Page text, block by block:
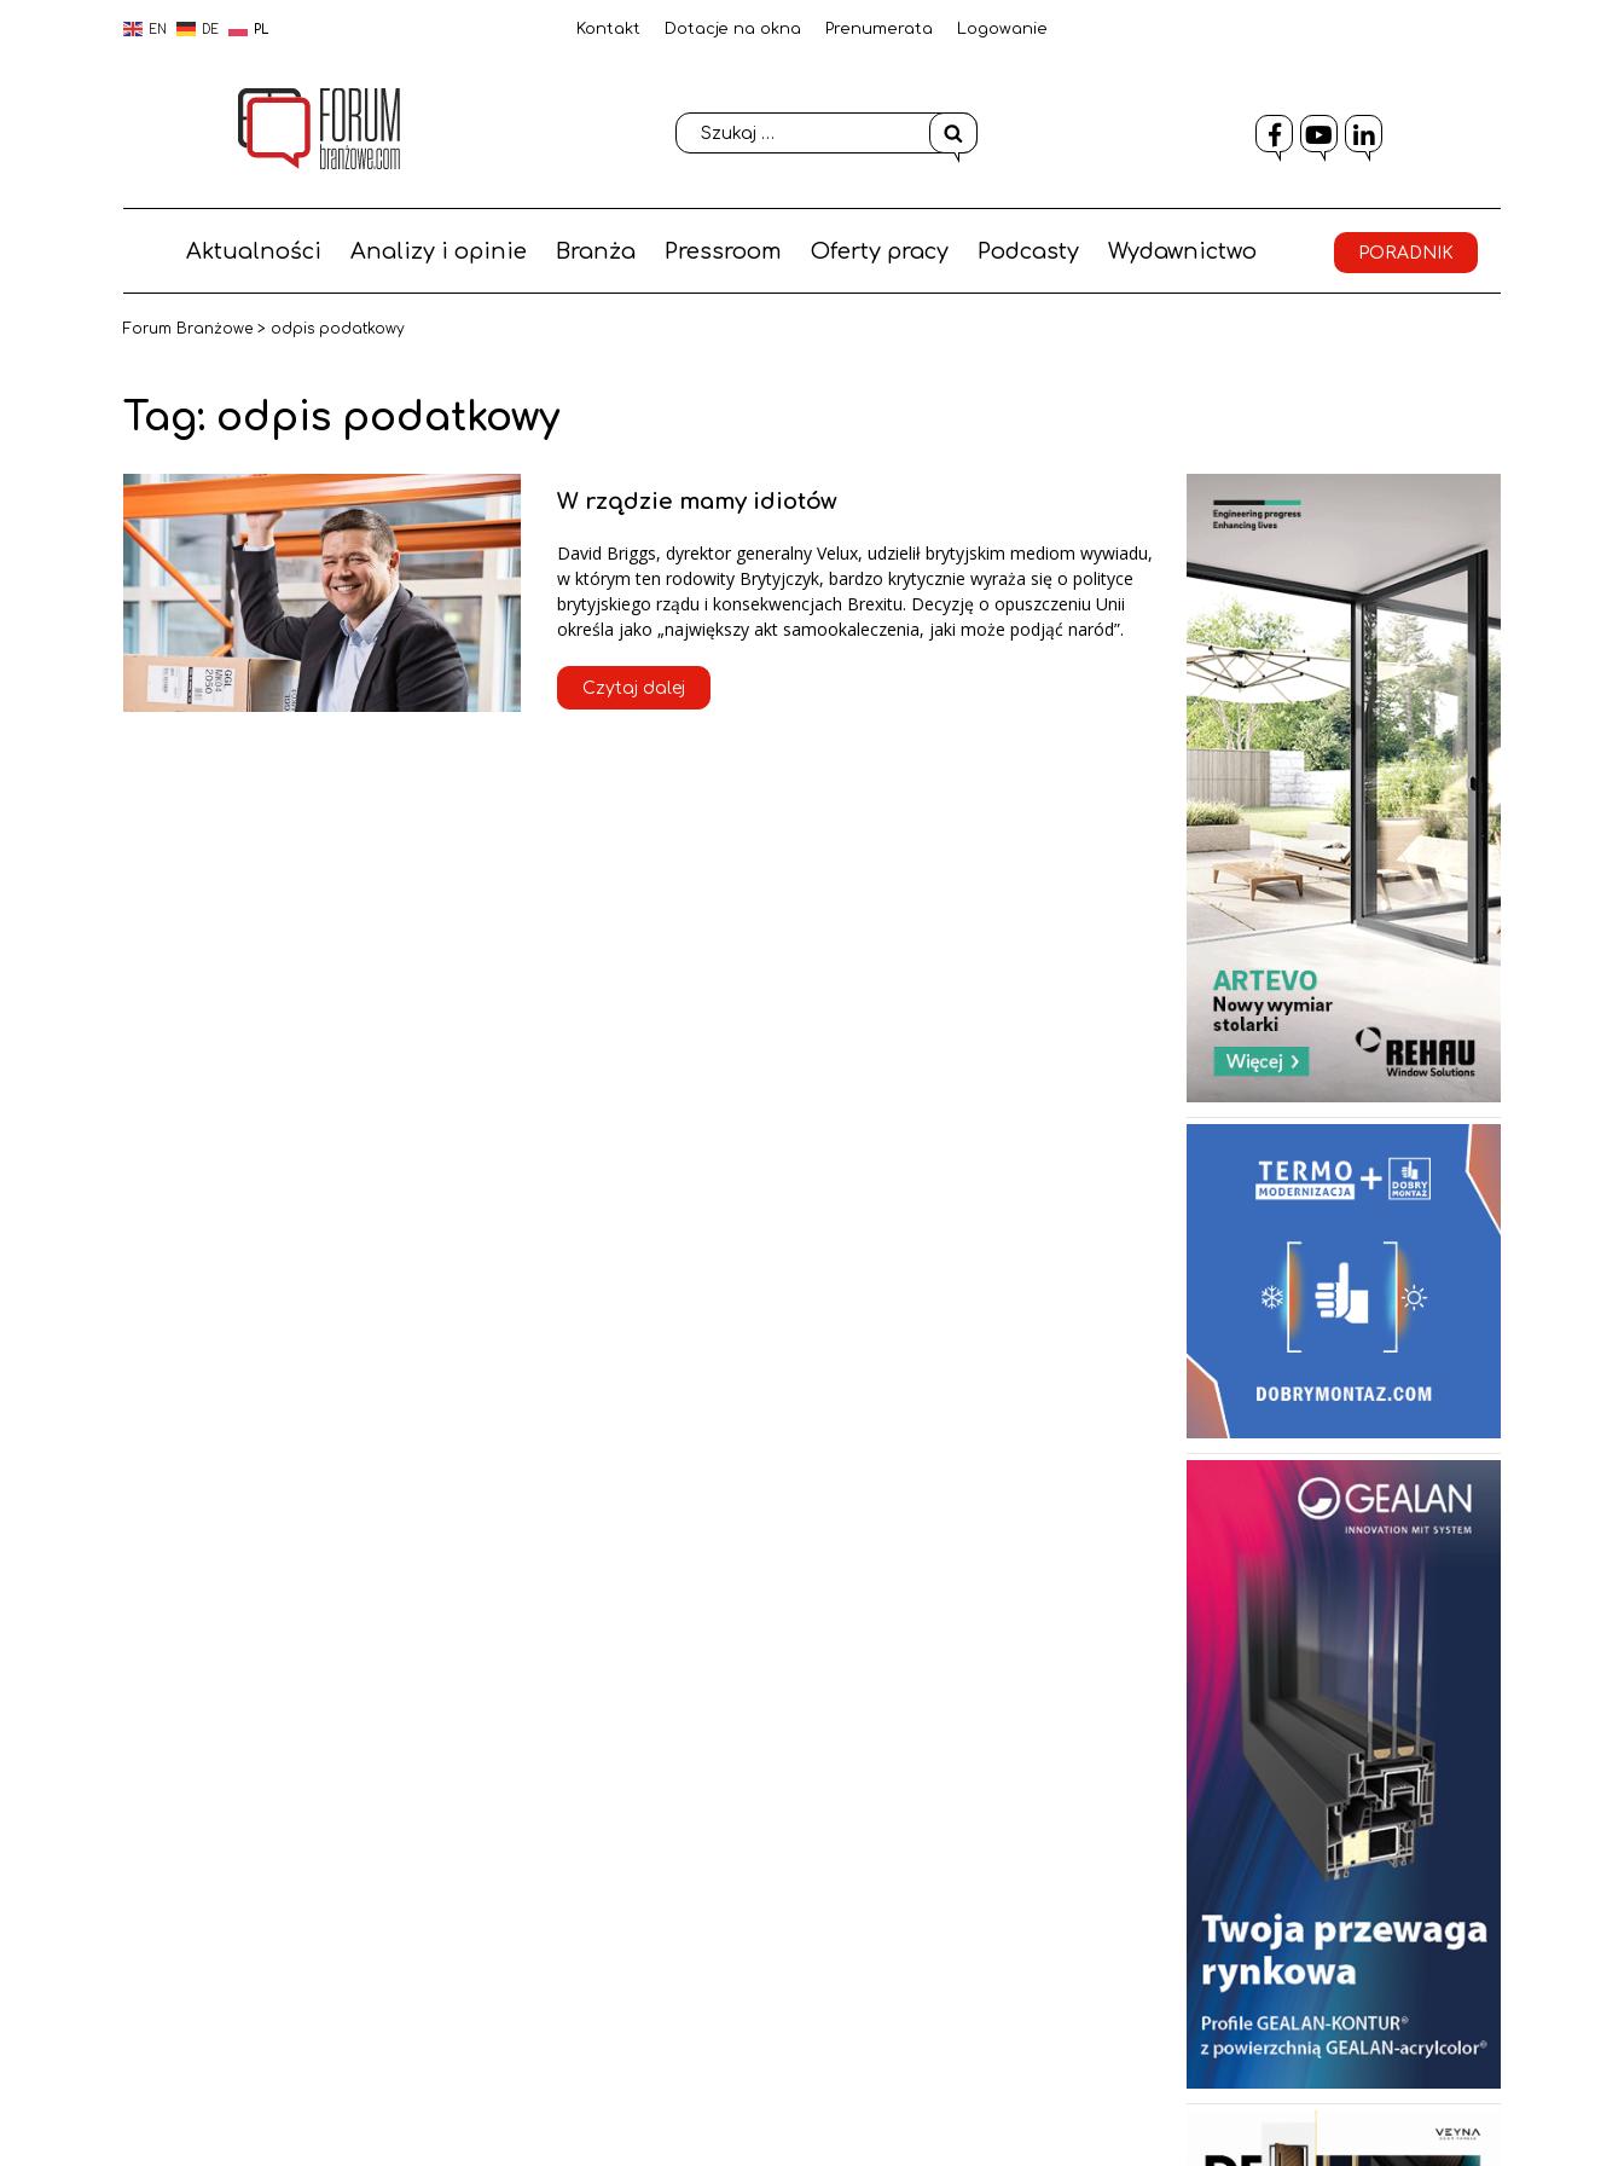
EN DE PL Kontakt Dotacje na okna Prenumerata Logowanie
Facebook
YouTube
LinkedIn
Aktualności Analizy i opinie Branża Pressroom Oferty pracy Podcasty Wydawnictwo PORADNIK
Forum Branżowe > odpis podatkowy
Tag: odpis podatkowy
W rządzie mamy idiotów
David Briggs, dyrektor generalny Velux, udzielił brytyjskim mediom wywiadu,
w którym ten rodowity Brytyjczyk, bardzo krytycznie wyraża się o polityce
brytyjskiego rządu i konsekwencjach Brexitu. Decyzję o opuszczeniu Unii
określa jako „największy akt samookaleczenia, jaki może podjąć naród”.
Czytaj dalej